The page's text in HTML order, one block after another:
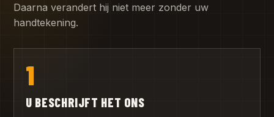
Daarna verandert hij niet meer zonder uw
handtekening.
1
U BESCHRIJFT HET ONS